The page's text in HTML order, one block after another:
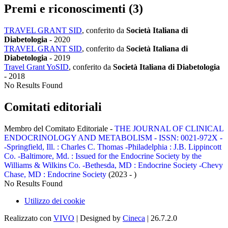
Premi e riconoscimenti (3)
TRAVEL GRANT SID, conferito da Società Italiana di
Diabetologia - 2020
TRAVEL GRANT SID, conferito da Società Italiana di
Diabetologia - 2019
Travel Grant YoSID, conferito da Società Italiana di Diabetologia
- 2018
No Results Found
Comitati editoriali
Membro del Comitato Editoriale - THE JOURNAL OF CLINICAL
ENDOCRINOLOGY AND METABOLISM - ISSN: 0021-972X -
-Springfield, Ill. : Charles C. Thomas -Philadelphia : J.B. Lippincott
Co. -Baltimore, Md. : Issued for the Endocrine Society by the
Williams & Wilkins Co. -Bethesda, MD : Endocrine Society -Chevy
Chase, MD : Endocrine Society (2023 - )
No Results Found
Utilizzo dei cookie
Realizzato con VIVO | Designed by Cineca | 26.7.2.0